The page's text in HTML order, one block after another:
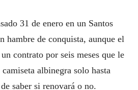
31 de enero en un Santos
hambre de conquista, aunque el
contrato por seis meses que le
albinegra solo hasta
saber si renovará o no.